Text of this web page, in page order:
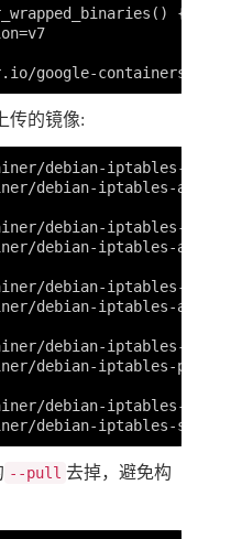
{
传的镜像:
debian-iptables-
debian-iptables-
debian-iptables-
debian-iptables-
debian-iptables-
debian-iptables-
debian-iptables-
debian-iptables-
debian-iptables-
--pull 去掉，避免构